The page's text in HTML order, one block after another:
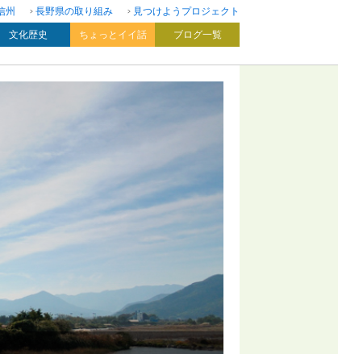
州 長野県の取り組み
見つけようプロジェクト
文化歴史 ちょっとイイ話 ブログ一覧